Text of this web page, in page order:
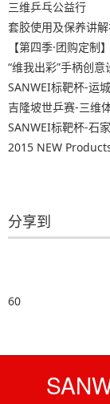
三维乒乓公益行
套胶使用及保养讲
【第四季·团购定
“维我出彩”手柄创意
SANWEI标靶杯-运
吉隆坡世乒赛-三维
SANWEI标靶杯-石
2015 NEW
分享到
60